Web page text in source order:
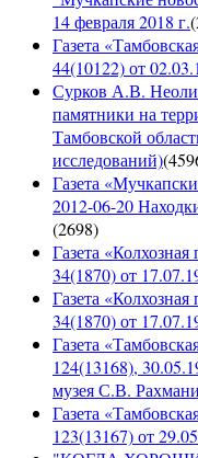
14 февраля 2018 г.(
Газета
44(10122) от
Сурков А.В.
памятники на
Тамбовской
исследований)(
Газета
2012-06-20
(2698)
Газета
34(1870) от
Газета
34(1870) от
Газета
124(13168),
музея С.В.
Газета
123(13167) от